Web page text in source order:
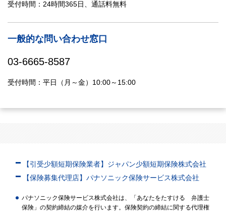
受付時間：24時間365日、通話料無料
一般的な問い合わせ窓口
03-6665-8587
受付時間：平日（月～金）10:00～15:00
【引受少額短期保険業者】ジャパン少額短期保険株式会社
【保険募集代理店】パナソニック保険サービス株式会社
パナソニック保険サービス株式会社は、「あなたをたすける 弁護士
保険」の契約締結の媒介を行います。保険契約の締結に関する代理権